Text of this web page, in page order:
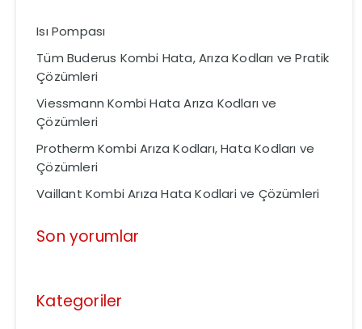
Isı Pompası
Tüm Buderus Kombi Hata, Arıza Kodları ve Pratik
Çözümleri
Viessmann Kombi Hata Arıza Kodları ve
Çözümleri
Protherm Kombi Arıza Kodları, Hata Kodları ve
Çözümleri
Vaillant Kombi Arıza Hata Kodlari ve Çözümleri
Son yorumlar
Kategoriler